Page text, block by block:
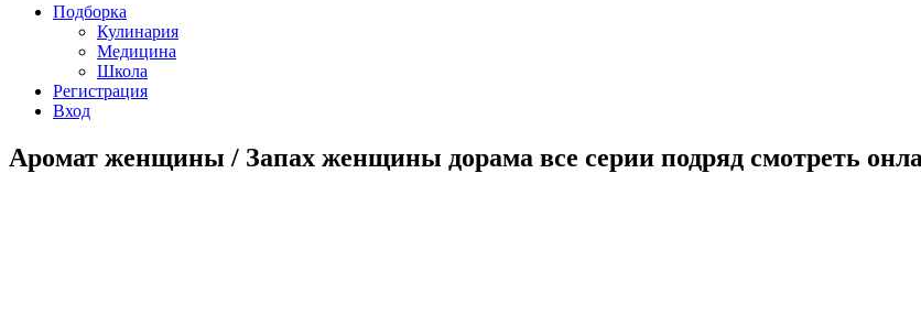
Подборка
Кулинария
Медицина
Школа
Регистрация
Вход
Аромат женщины / Запах женщины дорама все серии подряд смотреть